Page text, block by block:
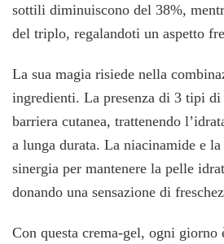
sottili diminuiscono del 38%,
del triplo, regalandoti un aspetto
La sua magia risiede nella
ingredienti. La presenza di 3 tipi
barriera cutanea, trattenendo
a lunga durata. La niacinamide e
sinergia per mantenere la pelle
donando una sensazione di
Con questa crema-gel, ogni giorno